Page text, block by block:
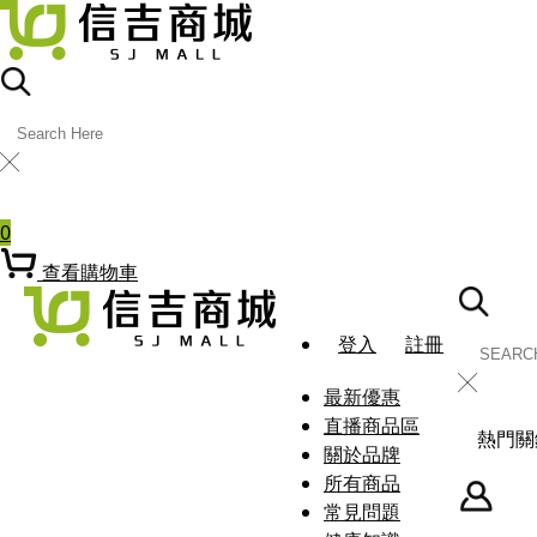
╳
0
查看購物車
登入
註冊
最新優惠
直播商品區
關於品牌
所有商品
常見問題
╳
熱門